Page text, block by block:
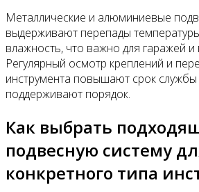
Металлические и алюминиевые
выдерживают перепады
влажность, что важно для гаражей и
Регулярный осмотр креплений и
инструмента повышают срок
поддерживают порядок.
Как выбрать
подвесную систему
конкретного типа